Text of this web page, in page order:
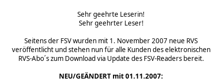
Sehr geehrte Leserin!
Sehr geehrter Leser!
Seitens der FSV wurden mit 1. November 2007 neue RVS
veröffentlicht und stehen nun für alle Kunden des elektronischen
RVS-Abo´s zum Download via Update des FSV-Readers bereit.
NEU/GEÄNDERT mit 01.11.2007: